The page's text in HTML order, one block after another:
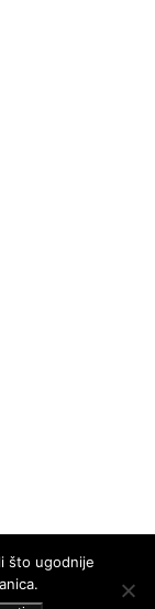
što ugodnije